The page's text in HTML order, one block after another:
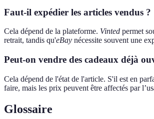
Faut-il expédier les articles vendus ?
Cela dépend de la plateforme. Vinted permet
retrait, tandis qu'eBay nécessite souvent une
Peut-on vendre des cadeaux déjà
Cela dépend de l'état de l'article. S'il est en
faire, mais les prix peuvent être affectés par
Glossaire